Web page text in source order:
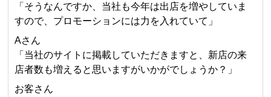
「そうなんですか、当社も今年は出店を増やしていま
すので、プロモーションには力を入れていて」
Aさん
「当社のサイトに掲載していただきますと、新店の来
店者数も増えると思いますがいかがでしょうか？」
お客さん